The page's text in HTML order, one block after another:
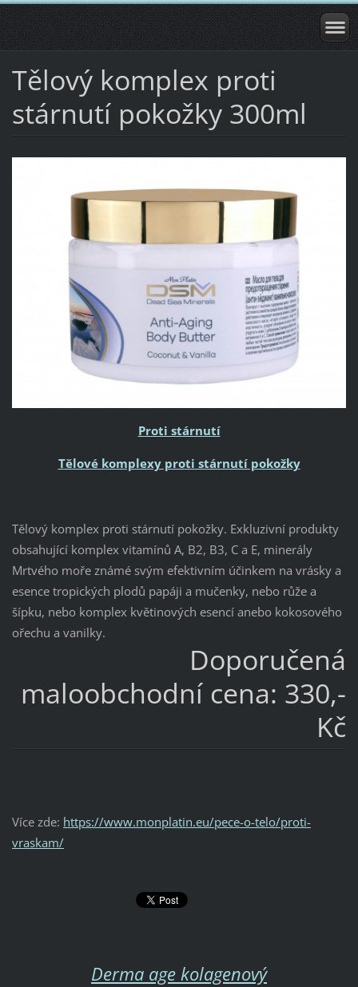
Tělový komplex proti
stárnutí pokožky 300ml
Proti stárnutí
Tělové komplexy proti stárnutí pokožky
Tělový komplex proti stárnutí pokožky. Exkluzivní produkty
obsahující komplex vitamínů A, B2, B3, C a E, minerály
Mrtvého moře známé svým efektivním účinkem na vrásky a
esence tropických plodů papáji a mučenky, nebo růže a
šípku, nebo komplex květinových esencí anebo kokosového
ořechu a vanilky.
Doporučená
maloobchodní cena: 330,-
Kč
Více zde: https://www.monplatin.eu/pece-o-telo/proti-
vraskam/
Derma age kolagenový